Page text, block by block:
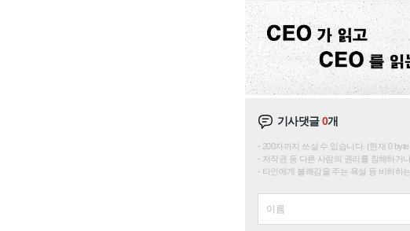
기사댓글0개
200자까지 쓰실 수 있습니다. (현재 0
저작권 등 다른 사람의 권리를 침해하거
타인에게 불쾌감을 주는 욕설 등 비하하